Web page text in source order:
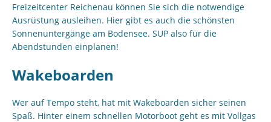
Freizeitcenter Reichenau können Sie sich die notwendige
Ausrüstung ausleihen. Hier gibt es auch die schönsten
Sonnenuntergänge am Bodensee. SUP also für die
Abendstunden einplanen!
Wakeboarden
Wer auf Tempo steht, hat mit Wakeboarden sicher seinen
Spaß. Hinter einem schnellen Motorboot geht es mit Vollgas